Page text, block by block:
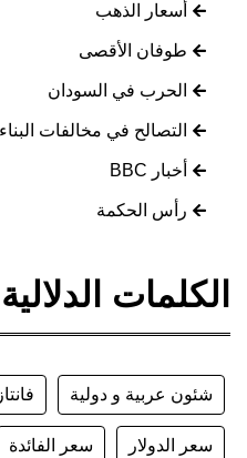
أسعار الذهب
طوفان الأقصى
الحرب في السودان
التصالح في مخالفات البناء
أخبار BBC
رأس الحكمة
الكلمات الدلالية
شئون عربية و دولية
سعر الدولار سعر الفائدة